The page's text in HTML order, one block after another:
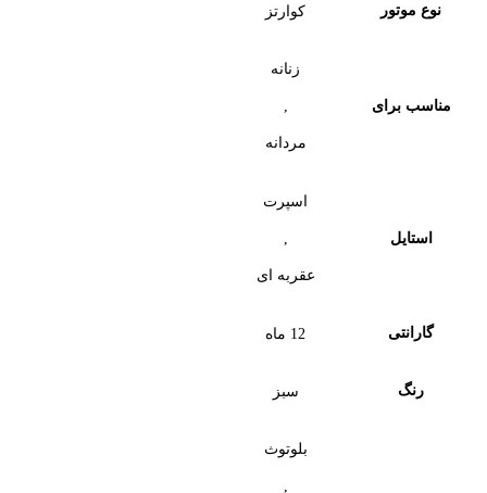
نوع موتور کوارتز
مناسب برای
زنانه
مردانه
استایل
اسپرت
عقربه ای
گارانتی 12 ماه
رنگ سبز
بلوتوث